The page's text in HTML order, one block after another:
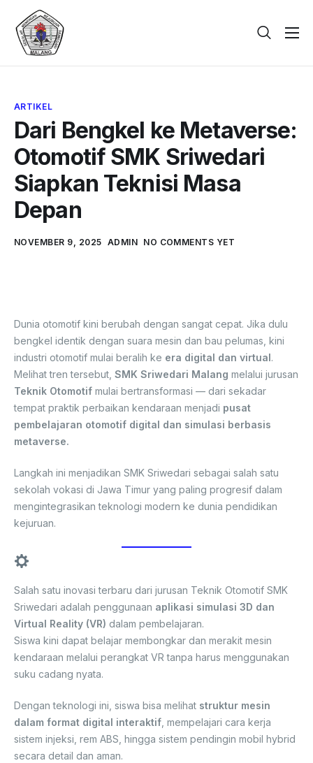
Beranda
Galeri
PPDB
Kontak
ARTIKEL
Dari Bengkel ke Metaverse:
Otomotif SMK Sriwedari
Siapkan Teknisi Masa
Depan
NOVEMBER 9, 2025 ADMIN NO COMMENTS YET
Dunia otomotif kini berubah dengan sangat cepat. Jika dulu
bengkel identik dengan suara mesin dan bau pelumas, kini
industri otomotif mulai beralih ke era digital dan virtual.
Melihat tren tersebut, SMK Sriwedari Malang melalui jurusan
Teknik Otomotif mulai bertransformasi — dari sekadar
tempat praktik perbaikan kendaraan menjadi pusat
pembelajaran otomotif digital dan simulasi berbasis
metaverse.
Langkah ini menjadikan SMK Sriwedari sebagai salah satu
sekolah vokasi di Jawa Timur yang paling progresif dalam
mengintegrasikan teknologi modern ke dunia pendidikan
kejuruan.
Salah satu inovasi terbaru dari jurusan Teknik Otomotif SMK
Sriwedari adalah penggunaan aplikasi simulasi 3D dan
Virtual Reality (VR) dalam pembelajaran.
Siswa kini dapat belajar membongkar dan merakit mesin
kendaraan melalui perangkat VR tanpa harus menggunakan
suku cadang nyata.
Dengan teknologi ini, siswa bisa melihat struktur mesin
dalam format digital interaktif, mempelajari cara kerja
sistem injeksi, rem ABS, hingga sistem pendingin mobil hybrid
secara detail dan aman.